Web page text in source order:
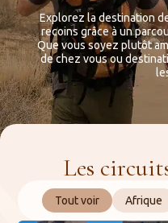
Explorez la destination
recoins grâce à un
Que vous soyez plutôt
de chez vous ou
Les
Tout voir Afrique